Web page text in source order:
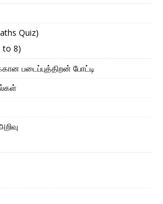
Quiz)
to 8)
படைப்புத்திறன் போட்டி